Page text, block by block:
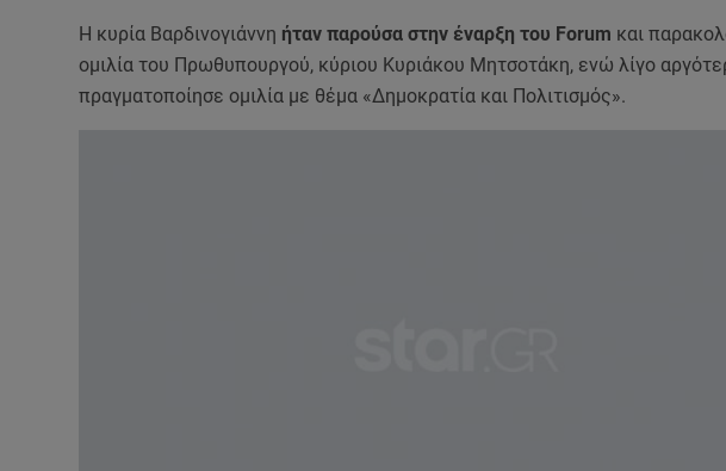
Η κυρία Βαρδινογιάννη ήταν παρούσα στην έναρξη του Forum και
ομιλία του Πρωθυπουργού, κύριου Κυριάκου Μητσοτάκη, ενώ λίγο
πραγματοποίησε ομιλία με θέμα «Δημοκρατία και Πολιτισμός».